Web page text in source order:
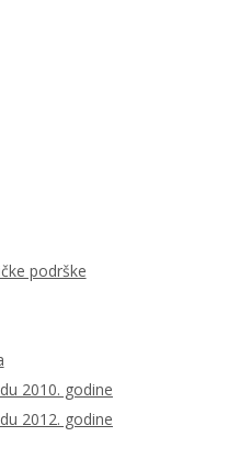
podrške
2010. godine
2012. godine